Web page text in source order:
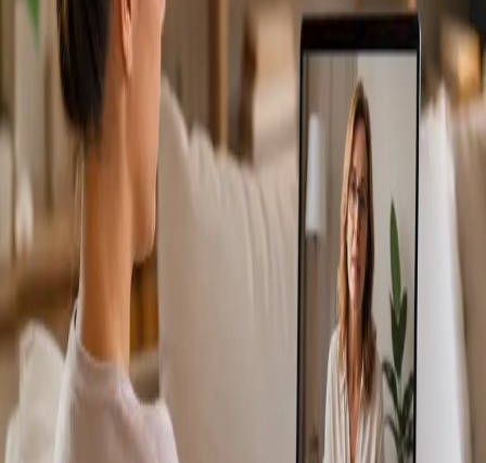
Duration
Consulta Diagnostico vascular
Reservar
cita
Specialist
Consulta Online Flebologia y Linfologia
From
€150
Duration